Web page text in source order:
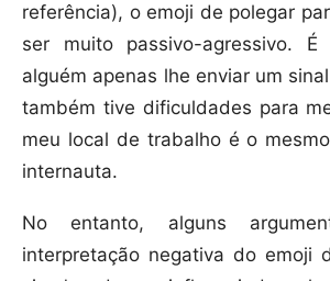
referência), o emoji de polegar
ser muito passivo-agressivo.
alguém apenas lhe enviar um
também tive dificuldades para
meu local de trabalho é o
internauta.
No entanto, alguns
interpretação negativa do emoji